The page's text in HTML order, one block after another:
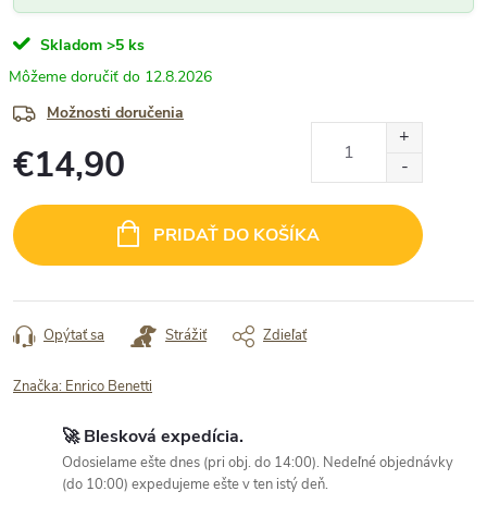
Skladom >5 ks
12.8.2026
Možnosti doručenia
€14,90
cena:
PRIDAŤ DO KOŠÍKA
Opýtať sa Strážiť Zdieľať
Značka: Enrico Benetti
🚀 Blesková expedícia.
Odosielame ešte dnes (pri obj. do 14:00). Nedeľné objednávky
(do 10:00) expedujeme ešte v ten istý deň.